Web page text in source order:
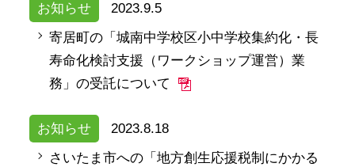
お知らせ
2023.9.5
寄居町の「城南中学校区小中学校集約化・長
寿命化検討支援（ワークショップ運営）業
務」の受託について
お知らせ
2023.8.18
さいたま市への「地方創生応援税制にかかる